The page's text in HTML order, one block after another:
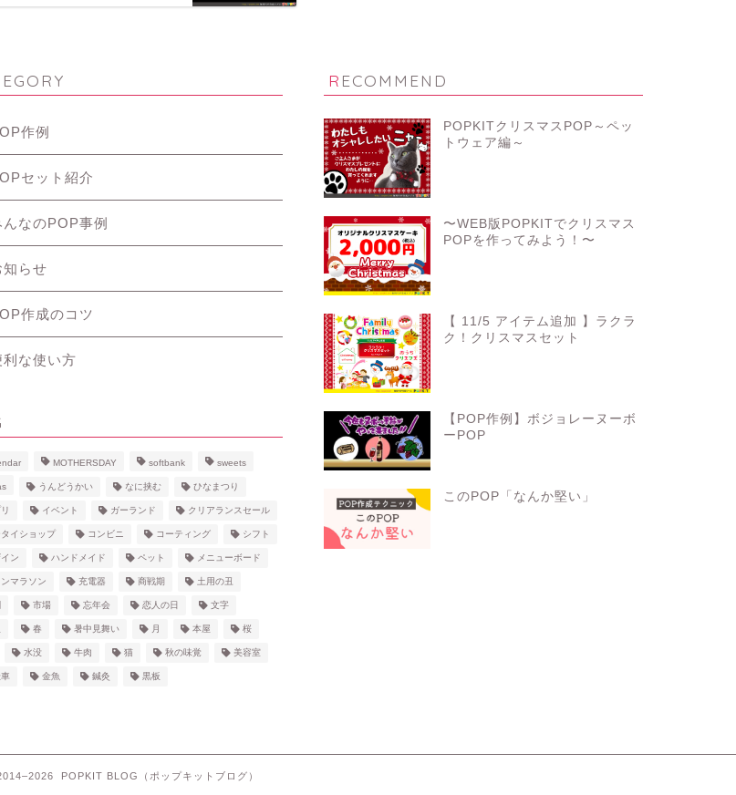
作例
セット紹介
んなのPOP事例
知らせ
作成のコツ
利な使い方
MOTHERSDAY softbank sweets
うんどうかい なに挟む ひなまつり
イベント ガーランド クリアランスセール
イショップ コンビニ コーティング シフト
ン ハンドメイド ペット メニューボード
マラソン 充電器 商戦期 土用の丑
市場 忘年会 恋人の日 文字
春 暑中見舞い 月 本屋 桜
水没 牛肉 猫 秋の味覚 美容室
金魚 鍼灸 黒板
RECOMMEND
POPKITクリスマスPOP～ペッ
トウェア編～
〜WEB版POPKITでクリスマス
POPを作ってみよう！〜
【 11/5 アイテム追加 】ラクラ
ク！クリスマスセット
【POP作例】ボジョレーヌーボ
ーPOP
このPOP「なんか堅い」
POPKIT BLOG（ポップキットブログ）